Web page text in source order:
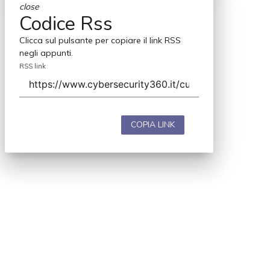
close
Codice Rss
Clicca sul pulsante per copiare il link RSS
negli appunti.
RSS link
COPIA LINK